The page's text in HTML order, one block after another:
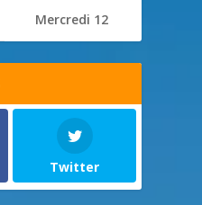
Mercredi 12
Twitter